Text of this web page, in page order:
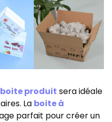
boite produit sera idéale
La boite à
parfait pour créer un